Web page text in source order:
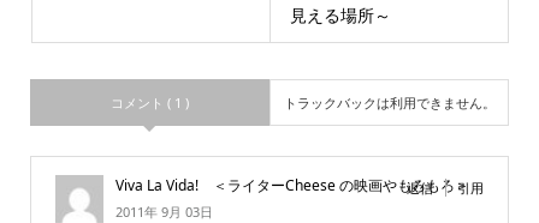
見える場所～
コメント ( 1 ) トラックバックは利用できません。
Viva La Vida! ＜ライターCheese の映画やもろもろ＞
2011年 9月 03日
返信 引用